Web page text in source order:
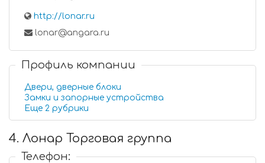
http://lonar.ru
lonar@angara.ru
Профиль компании
Двери, дверные блоки
Замки и запорные устройства
Еще 2 рубрики
4. Лонар Торговая группа
Телефон: